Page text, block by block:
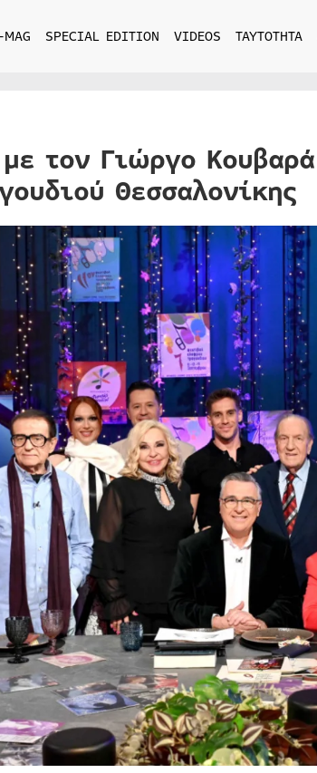
MAG SPECIAL EDITION VIDEOS ΤΑΥΤΟΤΗΤΑ
τον Γιώργο
Θεσσαλονίκης